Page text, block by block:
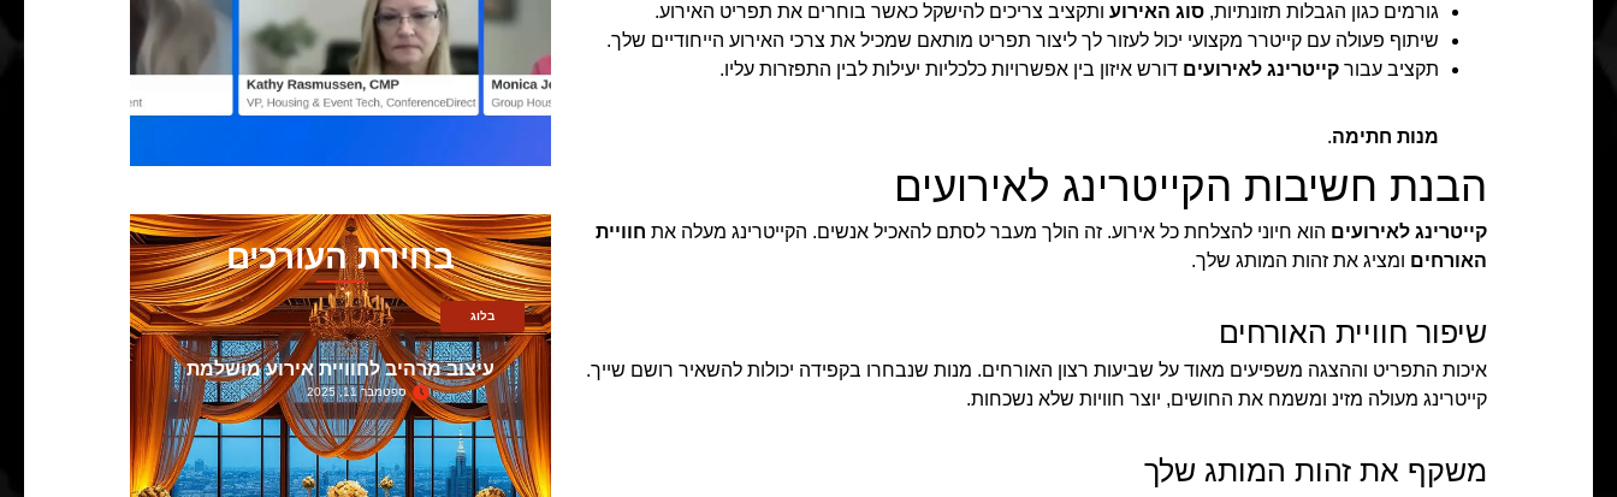
גורמים כגון הגבלות תזונתיות, סוג האירוע ותקציב צריכים להישקל כאשר בוחרים את תפריט האירוע.
שיתוף פעולה עם קייטרר מקצועי יכול לעזור לך ליצור תפריט מותאם שמכיל את צרכי האירוע הייחודיים שלך.
תקציב עבור קייטרינג לאירועים דורש איזון בין אפשרויות כלכליות יעילות לבין התפזרות עליו.
מנות חתימה.
הבנת חשיבות הקייטרינג לאירועים
קייטרינג לאירועים הוא חיוני להצלחת כל אירוע. זה הולך מעבר לסתם להאכיל אנשים. הקייטרינג מעלה את חוויית
האורחים ומציג את זהות המותג שלך.
שיפור חוויית האורחים
איכות התפריט וההצגה משפיעים מאוד על שביעות רצון האורחים. מנות שנבחרו בקפידה יכולות להשאיר רושם שייך.
קייטרינג מעולה מזינ ומשמח את החושים, יוצר חוויות שלא נשכחות.
משקף את זהות המותג שלך
בחירת העורכים
בלוג
עיצוב מרהיב לחוויית אירוע מושלמת
ספטמבר 11, 2025